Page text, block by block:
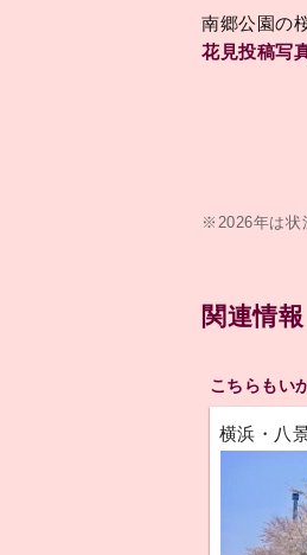
南郷公園の
花見投稿写
※2026年は状
関連情報
こちらもい